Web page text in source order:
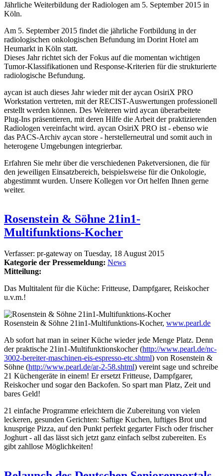
Jährliche Weiterbildung der Radiologen am 5. September 2015 in
Köln.
Am 5. September 2015 findet die jährliche Fortbildung in der
radiologischen onkologischen Befundung im Dorint Hotel am
Heumarkt in Köln statt.
Dieses Jahr richtet sich der Fokus auf die momentan wichtigen
Tumor-Klassifikationen und Response-Kriterien für die strukturierte
radiologische Befundung.
aycan ist auch dieses Jahr wieder mit der aycan OsiriX PRO
Workstation vertreten, mit der RECIST-Auswertungen professionell
erstellt werden können. Des Weiteren wird aycan überarbeitete
Plug-Ins präsentieren, mit deren Hilfe die Arbeit der praktizierenden
Radiologen vereinfacht wird. aycan OsiriX PRO ist - ebenso wie
das PACS-Archiv aycan store - herstellerneutral und somit auch in
heterogene Umgebungen integrierbar.
Erfahren Sie mehr über die verschiedenen Paketversionen, die für
den jeweiligen Einsatzbereich, beispielsweise für die Onkologie,
abgestimmt wurden. Unsere Kollegen vor Ort helfen Ihnen gerne
weiter.
Rosenstein & Söhne 21in1-
Multifunktions-Kocher
Verfasser: pr-gateway on Tuesday, 18 August 2015
Kategorie der Pressemeldung: News
Mitteilung:
Das Multitalent für die Küche: Fritteuse, Dampfgarer, Reiskocher
u.v.m.!
Rosenstein & Söhne 21in1-Multifunktions-Kocher, www.pearl.de
Ab sofort hat man in seiner Küche wieder jede Menge Platz. Denn
der praktische 21in1-Multifunktionskocher (http://www.pearl.de/nc-
3002-bereiter-maschinen-eis-espresso-etc.shtml) von Rosenstein &
Söhne (http://www.pearl.de/ar-2-58.shtml) vereint sage und schreibe
21 Küchengeräte in einem! Er ersetzt Fritteuse, Dampfgarer,
Reiskocher und sogar den Backofen. So spart man Platz, Zeit und
bares Geld!
21 einfache Programme erleichtern die Zubereitung von vielen
leckeren, gesunden Gerichten: Saftige Kuchen, luftiges Brot und
knusprige Pizza, auf den Punkt perfekt gegarter Fisch oder frischer
Joghurt - all das lässt sich jetzt ganz einfach selbst zubereiten. Es
gibt zahllose Möglichkeiten!